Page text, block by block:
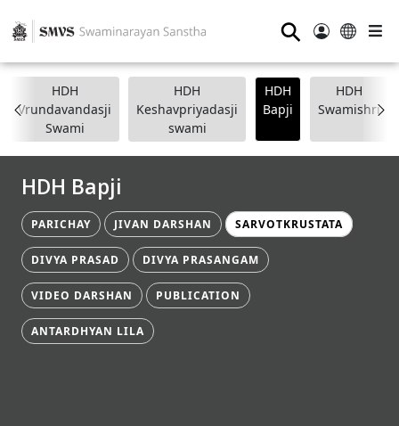
⚲
HDH
Vrundavandasji
Swami
HDH
Keshavpriyadasji
swami
HDH
Bapji
HDH
Swamishri
HDH Bapji
PARICHAY JIVAN DARSHAN SARVOTKRUSTATA
DIVYA PRASAD DIVYA PRASANGAM
VIDEO DARSHAN PUBLICATION
ANTARDHYAN LILA